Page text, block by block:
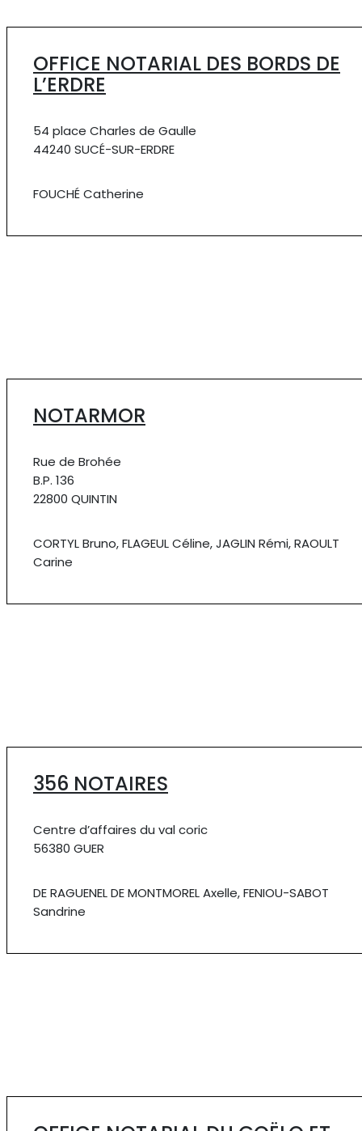
OFFICE NOTARIAL DES BORDS DE
L’ERDRE
54 place Charles de Gaulle
44240 SUCÉ-SUR-ERDRE
FOUCHÉ Catherine
NOTARMOR
Rue de Brohée
B.P. 136
22800 QUINTIN
CORTYL Bruno, FLAGEUL Céline, JAGLIN Rémi, RAOULT
Carine
356 NOTAIRES
Centre d’affaires du val coric
56380 GUER
DE RAGUENEL DE MONTMOREL Axelle, FENIOU-SABOT
Sandrine